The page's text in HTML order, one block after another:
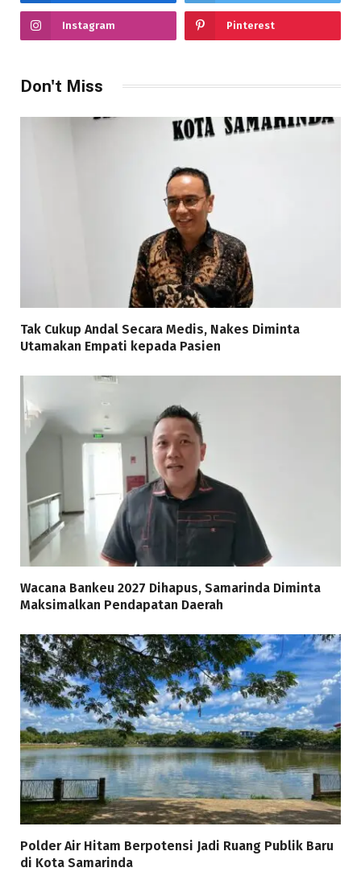
Instagram Pinterest
Don't Miss
Tak Cukup Andal Secara Medis, Nakes Diminta
Utamakan Empati kepada Pasien
Wacana Bankeu 2027 Dihapus, Samarinda Diminta
Maksimalkan Pendapatan Daerah
Polder Air Hitam Berpotensi Jadi Ruang Publik Baru
di Kota Samarinda